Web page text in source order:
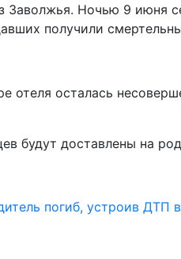
Заволжья. Ночью 9 июня
получили
отеля осталась
будут доставлены на
погиб, устроив ДТП